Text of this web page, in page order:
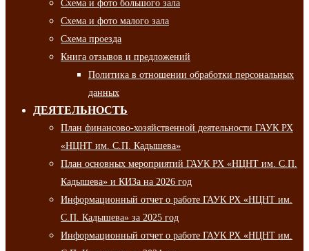
Схема и фото большого зала
Схема и фото малого зала
Схема проезда
Книга отзывов и предложений
Политика в отношении обработки персональных
данных
ДЕЯТЕЛЬНОСТЬ
План финансово-хозяйственной деятельности ГАУК РХ
«НЦНТ им. С.П. Кадышева»
План основных мероприятий ГАУК РХ «НЦНТ им. С.П.
Кадышева» и КИЗа на 2026 год
Информационный отчет о работе ГАУК РХ «НЦНТ им.
С.П. Кадышева» за 2025 год
Информационный отчет о работе ГАУК РХ «НЦНТ им.